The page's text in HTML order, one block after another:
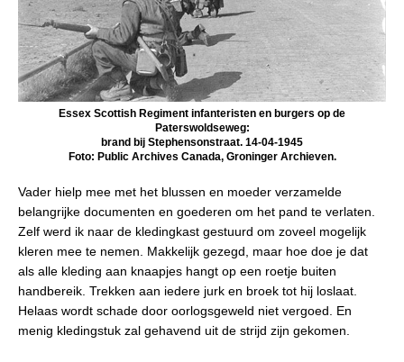
Essex Scottish Regiment infanteristen en burgers op de
Paterswoldseweg:
brand bij Stephensonstraat. 14-04-1945
Foto: Public Archives Canada, Groninger Archieven.
Vader hielp mee met het blussen en moeder verzamelde
belangrijke documenten en goederen om het pand te verlaten.
Zelf werd ik naar de kledingkast gestuurd om zoveel mogelijk
kleren mee te nemen. Makkelijk gezegd, maar hoe doe je dat
als alle kleding aan knaapjes hangt op een roetje buiten
handbereik. Trekken aan iedere jurk en broek tot hij loslaat.
Helaas wordt schade door oorlogsgeweld niet vergoed. En
menig kledingstuk zal gehavend uit de strijd zijn gekomen.